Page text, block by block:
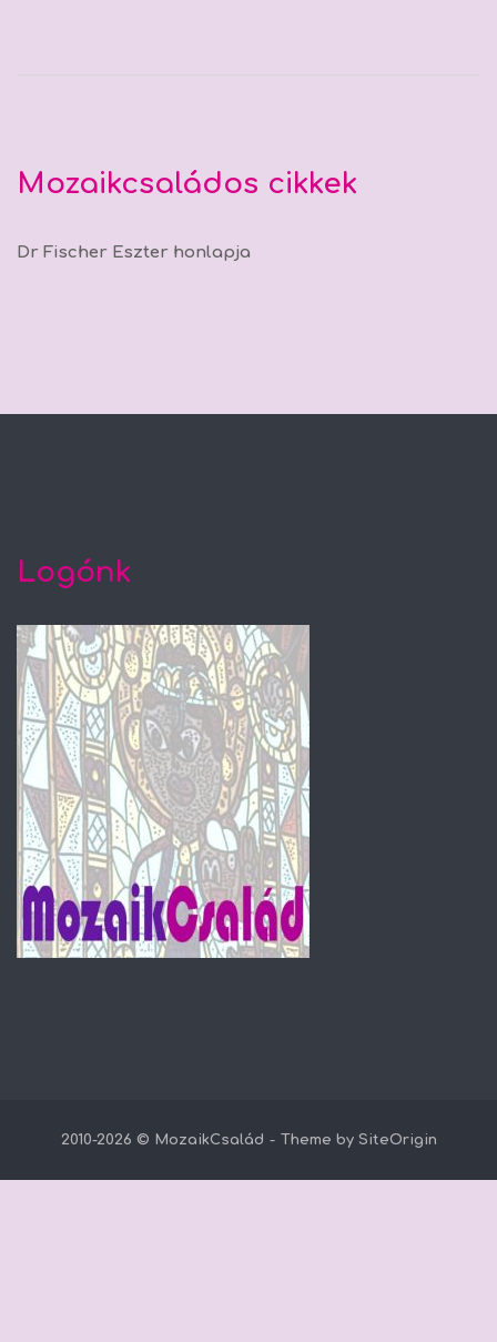
Mozaikcsaládos cikkek
Dr Fischer Eszter honlapja
Logónk
2010-2026 © MozaikCsalád Theme by SiteOrigin